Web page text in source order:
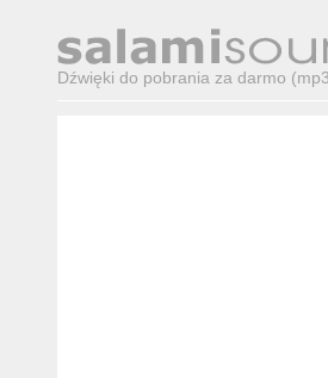
Dźwięki do pobrania za darmo